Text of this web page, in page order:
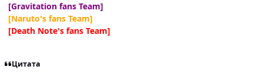
[Gravitation fans Team]
[Naruto's fans Team]
[Death Note's fans Team]
Цитата